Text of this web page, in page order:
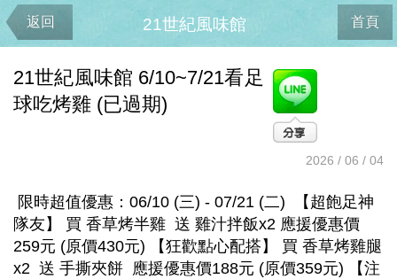
返回 首頁
21世紀風味館
21世紀風味館 6/10~7/21看足
球吃烤雞 (已過期)
2026 / 06 / 04
限時超值優惠：06/10 (三) - 07/21 (二) 【超飽足神
隊友】 買 香草烤半雞 送 雞汁拌飯x2 應援優惠價
259元 (原價430元) 【狂歡點心配搭】 買 香草烤雞腿
x2 送 手撕夾餅 應援優惠價188元 (原價359元) 【注